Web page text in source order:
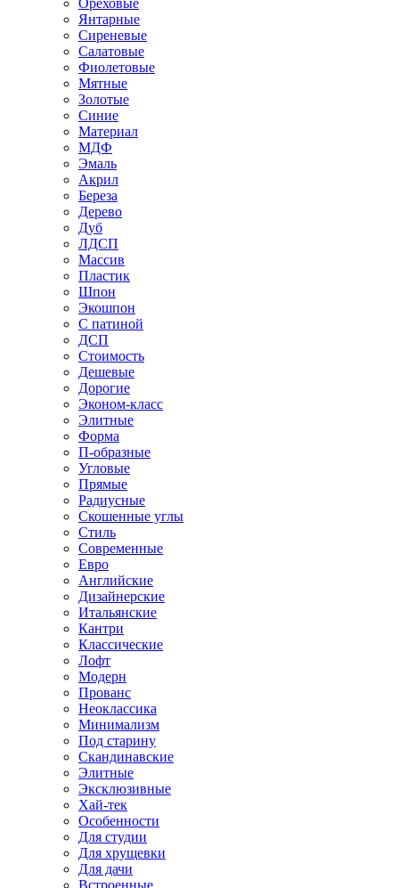
Ореховые
Янтарные
Сиреневые
Салатовые
Фиолетовые
Мятные
Золотые
Синие
Материал
МДФ
Эмаль
Акрил
Береза
Дерево
Дуб
ЛДСП
Массив
Пластик
Шпон
Экошпон
С патиной
ДСП
Стоимость
Дешевые
Дорогие
Эконом-класс
Элитные
Форма
П-образные
Угловые
Прямые
Радиусные
Скошенные углы
Стиль
Современные
Евро
Английские
Дизайнерские
Итальянские
Кантри
Классические
Лофт
Модерн
Прованс
Неоклассика
Минимализм
Под старину
Скандинавские
Элитные
Эксклюзивные
Хай-тек
Особенности
Для студии
Для хрущевки
Для дачи
Встроенные